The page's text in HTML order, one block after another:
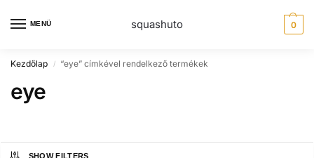
MENÜ squashuto 0
Kezdőlap / “eye” címkével rendelkező termékek
eye
SHOW FILTERS